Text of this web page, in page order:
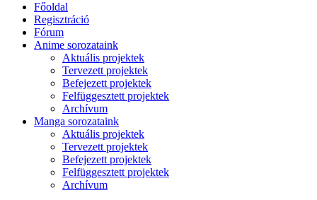
Főoldal
Regisztráció
Fórum
Anime sorozataink
Aktuális projektek
Tervezett projektek
Befejezett projektek
Felfüggesztett projektek
Archívum
Manga sorozataink
Aktuális projektek
Tervezett projektek
Befejezett projektek
Felfüggesztett projektek
Archívum